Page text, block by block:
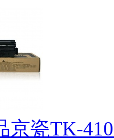
京瓷TK-